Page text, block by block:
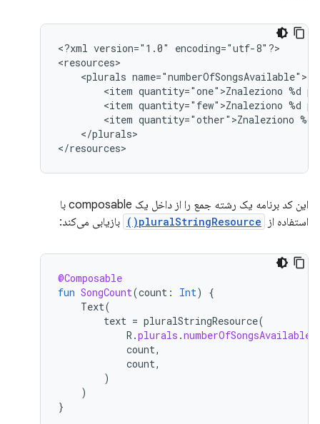
<?xml version="1.0"
encoding="utf-8"?>
<plurals
<item quantity="one">Znaleziono %d
<item quantity="few">Znaleziono %d
<item quantity="other">Znaleziono %d
</plurals>
</resources>
این کد برنامه یک رشته جمع را از داخل یک composable با
استفاده از
pluralStringResource() بازیابی می‌کند:
@Composable
fun SongCount(count : Int)
{
Text(
text = pluralStringResource(
R .plurals .numberOfSongsAvailable
count,
count,
)
)
}